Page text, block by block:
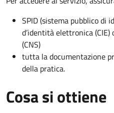
SPID (sistema pubblico di
d’identità elettronica
(CNS)
tutta la documentazione
della pratica.
Cosa si ottiene